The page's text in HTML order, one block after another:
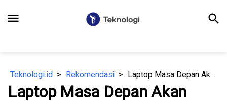
menu search
Teknologi.id Rekomendasi Laptop Masa Depan Akan Tipis & Ringan
Laptop Masa Depan Akan